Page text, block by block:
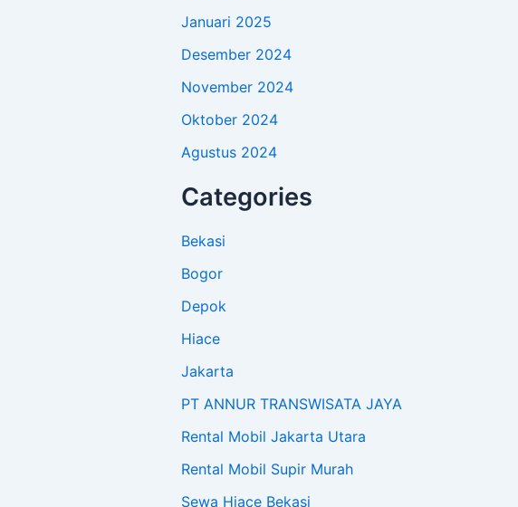
Januari 2025
Desember 2024
November 2024
Oktober 2024
Agustus 2024
Categories
Bekasi
Bogor
Depok
Hiace
Jakarta
PT ANNUR TRANSWISATA JAYA
Rental Mobil Jakarta Utara
Rental Mobil Supir Murah
Sewa Hiace Bekasi